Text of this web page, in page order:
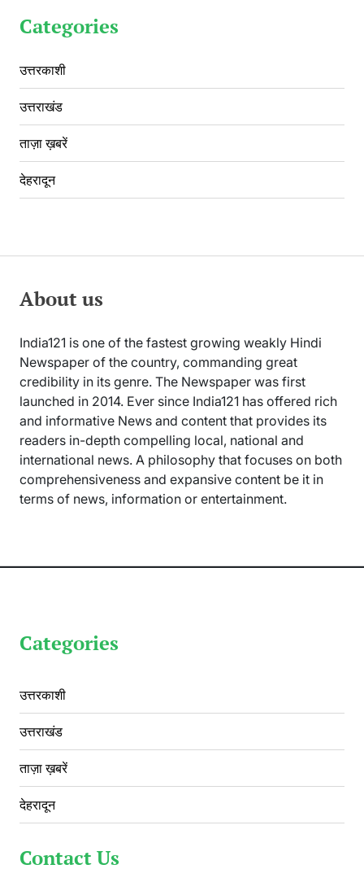
Categories
उत्तरकाशी
उत्तराखंड
ताज़ा ख़बरें
देहरादून
About us
India121 is one of the fastest growing weakly Hindi
Newspaper of the country, commanding great
credibility in its genre. The Newspaper was first
launched in 2014. Ever since India121 has offered rich
and informative News and content that provides its
readers in-depth compelling local, national and
international news. A philosophy that focuses on both
comprehensiveness and expansive content be it in
terms of news, information or entertainment.
Categories
उत्तरकाशी
उत्तराखंड
ताज़ा ख़बरें
देहरादून
Contact Us